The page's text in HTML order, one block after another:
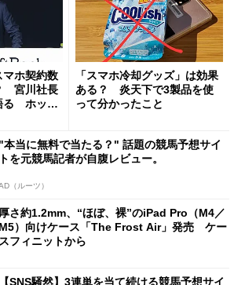
マホ契約数
宮川社長
る ホッピ
「スマホ冷却グッズ」は効果
ある？ 炎天下で3製品を使
って分かったこと
"本当に無料で当たる？" 話題の競馬予想サイ
トを元競馬記者が自腹レビュー。
（ルーツ）
厚さ約1.2mm、“ほぼ、裸”のiPad Pro（M4／
M5）向けケース「The Frost Air」発売 ケー
スフィニットから
【SNS騒然】3連単を当て続ける競馬予想サイ